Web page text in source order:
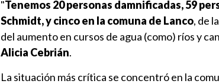
"Tenemos 20 personas damnificadas, 59
Schmidt, y cinco en la comuna de Lanco, de
del aumento en cursos de agua (como) ríos y
Alicia Cebrián.
La situación más crítica se concentró en la